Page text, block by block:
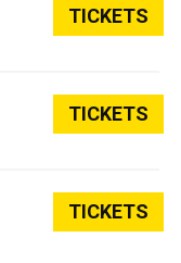
TICKETS
TICKETS
TICKETS